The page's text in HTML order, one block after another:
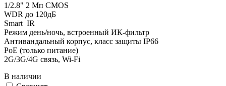
1/2.8" 2 Мп CMOS
WDR до 120дБ
Smart IR
Режим день/ночь, встроенный ИК-фильтр
Антивандальный корпус, класс защиты IР66
PoE (только питание)
2G/3G/4G связь, Wi-Fi
В наличии